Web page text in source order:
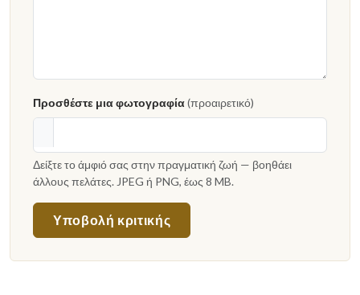
Προσθέστε μια φωτογραφία(προαιρετικό)
Δείξτε το άμφιό σας στην πραγματική ζωή — βοηθάει
άλλους πελάτες. JPEG ή PNG, έως 8 MB.
Υποβολή κριτικής